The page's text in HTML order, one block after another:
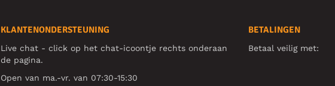
KLANTENONDERSTEUNING
Live chat - click op het chat-icoontje rechts onderaan
de pagina.
Open van ma.-vr. van 07:30-15:30
BETALINGEN
Betaal veilig met: